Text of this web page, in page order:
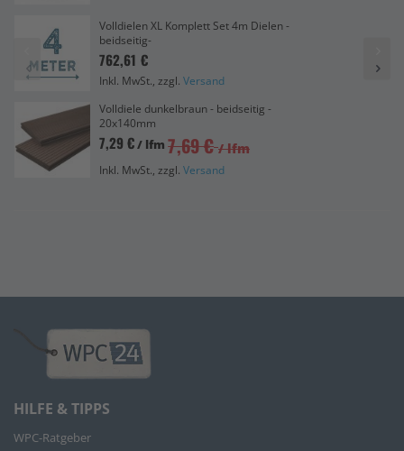
Volldielen XL Komplett Set 4m Dielen -
beidseitig-
762,61 €
Inkl. MwSt., zzgl. Versand
Volldiele dunkelbraun - beidseitig -
20x140mm
7,29 €/ lfm 7,69 € / lfm
Inkl. MwSt., zzgl. Versand
HILFE & TIPPS
WPC-Ratgeber